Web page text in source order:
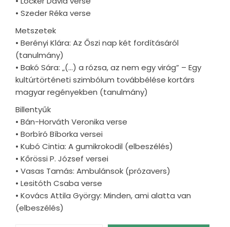
• Szeder Réka verse
Metszetek
• Berényi Klára: Az Őszi nap két fordításáról
(tanulmány)
• Bakó Sára: „(…) a rózsa, az nem egy virág” – Egy
kultúrtörténeti szimbólum továbbélése kortárs
magyar regényekben (tanulmány)
Billentyűk
• Bán-Horváth Veronika verse
• Borbíró Bíborka versei
• Kubó Cintia: A gumikrokodil (elbeszélés)
• Kőrössi P. József versei
• Vasas Tamás: Ambulánsok (prózavers)
• Lesitóth Csaba verse
• Kovács Attila György: Minden, ami alatta van
(elbeszélés)